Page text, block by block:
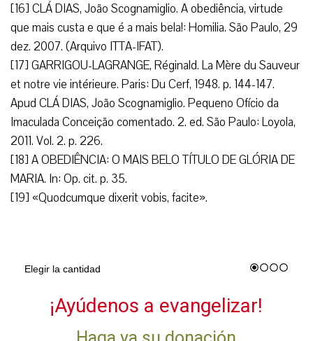
[16] CLÁ DIAS, João Scognamiglio. A obediência, virtude
que mais custa e que é a mais bela!: Homilia. São Paulo, 29
dez. 2007. (Arquivo ITTA-IFAT).
[17] GARRIGOU-LAGRANGE, Réginald. La Mère du Sauveur
et notre vie intérieure. Paris: Du Cerf, 1948. p. 144-147.
Apud CLÁ DIAS, João Scognamiglio. Pequeno Ofício da
Imaculada Conceição comentado. 2. ed. São Paulo: Loyola,
2011. Vol. 2. p. 226.
[18] A OBEDIÊNCIA: O MAIS BELO TÍTULO DE GLÓRIA DE
MARIA. In: Op. cit. p. 35.
[19] «Quodcumque dixerit vobis, facite».